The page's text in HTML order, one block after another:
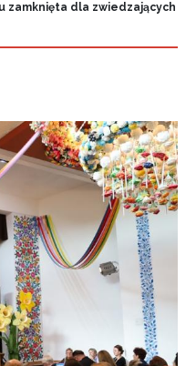
zamknięta dla zwiedzających